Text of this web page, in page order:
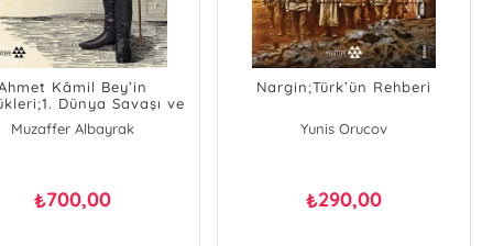
Kâmil Bey’in
Dünya Savaşı ve
İstiklâl Harbi'nde
Muzaffer Albayrak
₺700,00
Nargin;Türk’ün Rehberi
Yunis Orucov
₺290,00